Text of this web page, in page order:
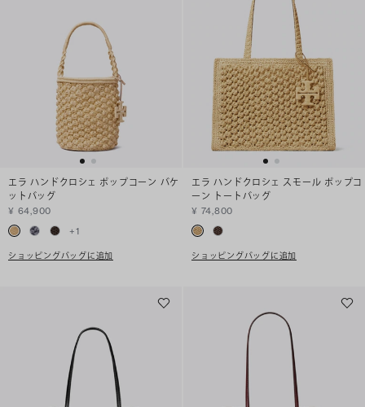
エラ ハンドクロシェ ポップコーン バケ
ットバッグ
¥ 64,900
+1
ショッピングバッグに追加
エラ ハンドクロシェ スモール ポップコ
ーン トートバッグ
¥ 74,800
ショッピングバッグに追加